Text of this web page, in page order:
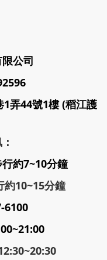
公司
弄44號1樓 (稻江護
約7~10分鐘
約10~15分鐘
6100